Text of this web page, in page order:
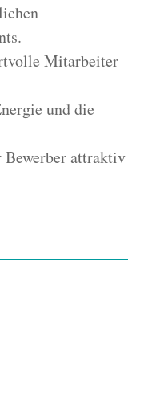
Mitarbeiter
und die
attraktiv